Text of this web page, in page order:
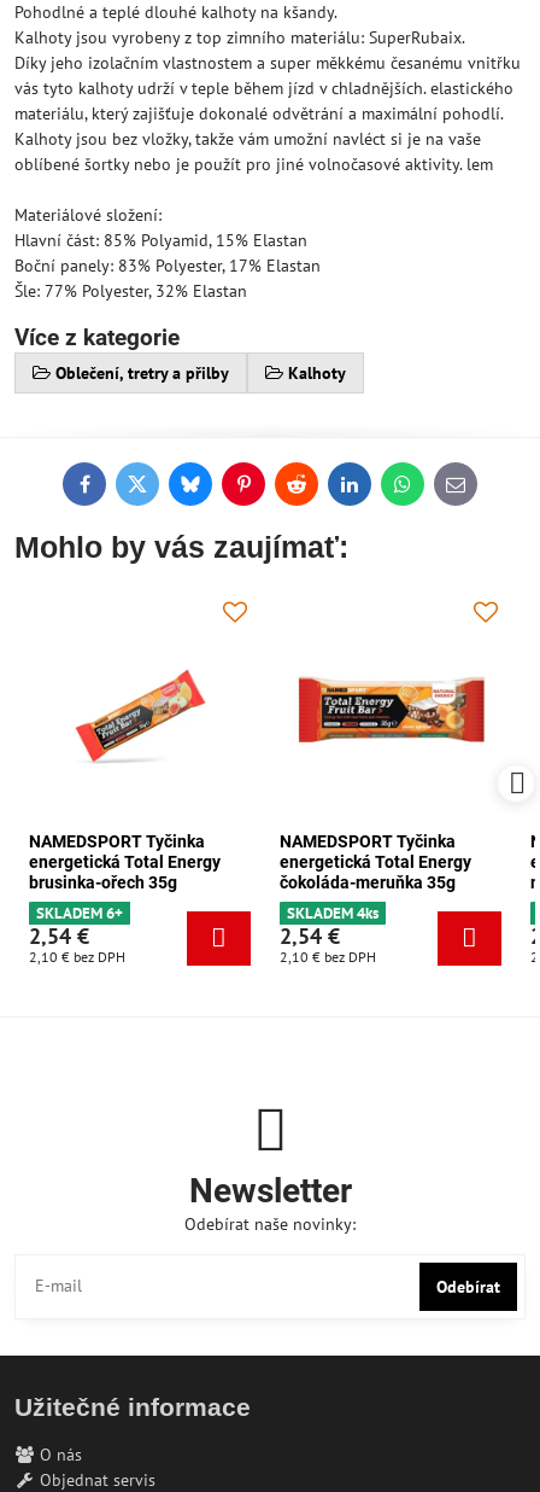
Pohodlné a teplé dlouhé kalhoty na kšandy.
Kalhoty jsou vyrobeny z top zimního materiálu: SuperRubaix.
Díky jeho izolačním vlastnostem a super měkkému česanému vnitřku
vás tyto kalhoty udrží v teple během jízd v chladnějších. elastického
materiálu, který zajišťuje dokonalé odvětrání a maximální pohodlí.
Kalhoty jsou bez vložky, takže vám umožní navléct si je na vaše
oblíbené šortky nebo je použít pro jiné volnočasové aktivity. lem
Materiálové složení:
Hlavní část: 85% Polyamid, 15% Elastan
Boční panely: 83% Polyester, 17% Elastan
Šle: 77% Polyester, 32% Elastan
Více z kategorie
Oblečení, tretry a přilby Kalhoty
FacebookTwitterBlueskyPinterestReddit LinkedInWhatsApp
E-
mail
Mohlo by vás zaujímať:
NAMEDSPORT Tyčinka
energetická Total Energy
brusinka-ořech 35g
SKLADEM 6+
2,54 €
2,10 € bez DPH
NAMEDSPORT Tyčinka
energetická Total Energy
čokoláda-meruňka 35g
SKLADEM 4ks
2,54 €
2,10 € bez DPH
Newsletter
Odebírat naše novinky:
Odebírat
Užitečné informace
O nás
Objednat servis